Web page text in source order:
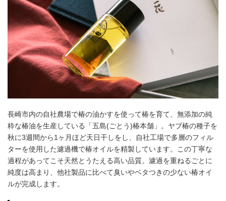
長崎市内の自社農場で椿の油かすを使って椿を育て、無添加の純
粋な椿油を生産している「五島(ごとう)椿本舗」。ヤブ椿の種子を
秋に3週間から1ヶ月ほど天日干しをし、自社工場で多層のフィル
ターを使用した濾過機で椿オイルを精製しています。この丁寧な
過程があってこそ天然とうたえる高い品質。濾過を重ねるごとに
純度は高まり、他社製品に比べて臭いやベタつきの少ない椿オイ
ルが完成します。